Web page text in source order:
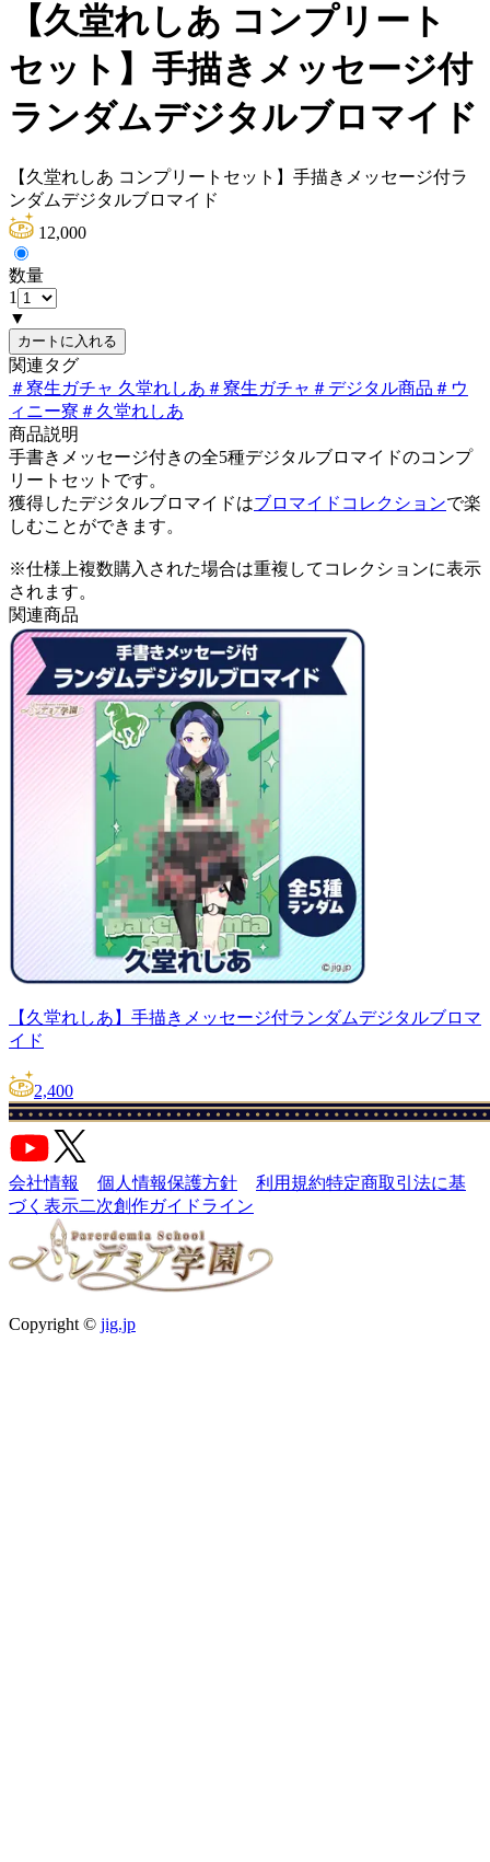
【久堂れしあ コンプリート
セット】手描きメッセージ付
ランダムデジタルブロマイド
【久堂れしあ コンプリートセット】手描きメッセージ付ラ
ンダムデジタルブロマイド
12,000
数量
1
▼
カートに入れる
関連タグ
＃寮生ガチャ 久堂れしあ ＃寮生ガチャ ＃ デジタル商品 ＃ ウ
ィニー寮 ＃ 久堂れしあ
商品説明
手書きメッセージ付きの全5種デジタルブロマイドのコンプ
リートセットです。
獲得したデジタルブロマイドはブロマイドコレクションで楽
しむことができます。
※仕様上複数購入された場合は重複してコレクションに表示
されます。
関連商品
【久堂れしあ】手描きメッセージ付ランダムデジタルブロマ
イド
2,400
会社情報 個人情報保護方針 利用規約特定商取引法に基
づく表示二次創作ガイドライン
Copyright © jig.jp